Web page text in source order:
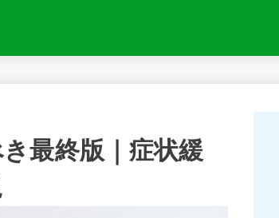
最終版｜症状緩